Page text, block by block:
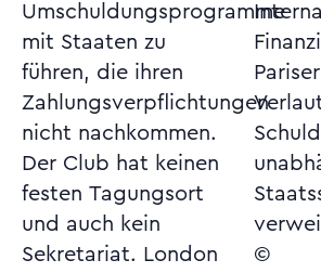
Umschuldungsprogramme
mit Staaten zu
führen, die ihren
Zahlungsverpflichtungen
nicht nachkommen.
Der Club hat keinen
festen Tagungsort
und auch kein
Sekretariat. London
Internationales
Finanzinstitut,
Pariser Club, Prager
Verlautbarung,
Schuldenrückführungsmechanismus,
unabhängiger,
Staatsschulden,
©